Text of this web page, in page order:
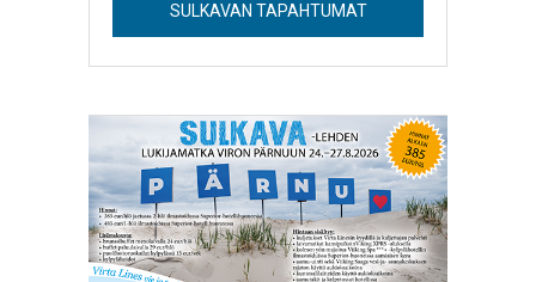
SULKAVAN TAPAHTUMAT